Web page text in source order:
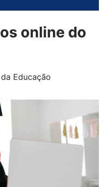
online do
Educação